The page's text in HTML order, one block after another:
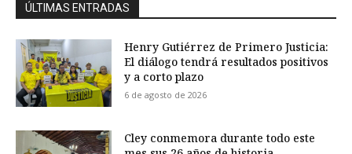
ÚLTIMAS ENTRADAS
Henry Gutiérrez de Primero Justicia:
El diálogo tendrá resultados positivos
y a corto plazo
6 de agosto de 2026
Cley conmemora durante todo este